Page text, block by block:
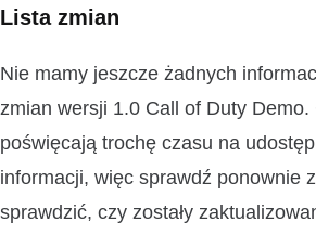
Lista zmian
Nie mamy jeszcze żadnych
zmian wersji 1.0 Call of Duty
poświęcają trochę czasu na
informacji, więc sprawdź ponownie
sprawdzić, czy zostały